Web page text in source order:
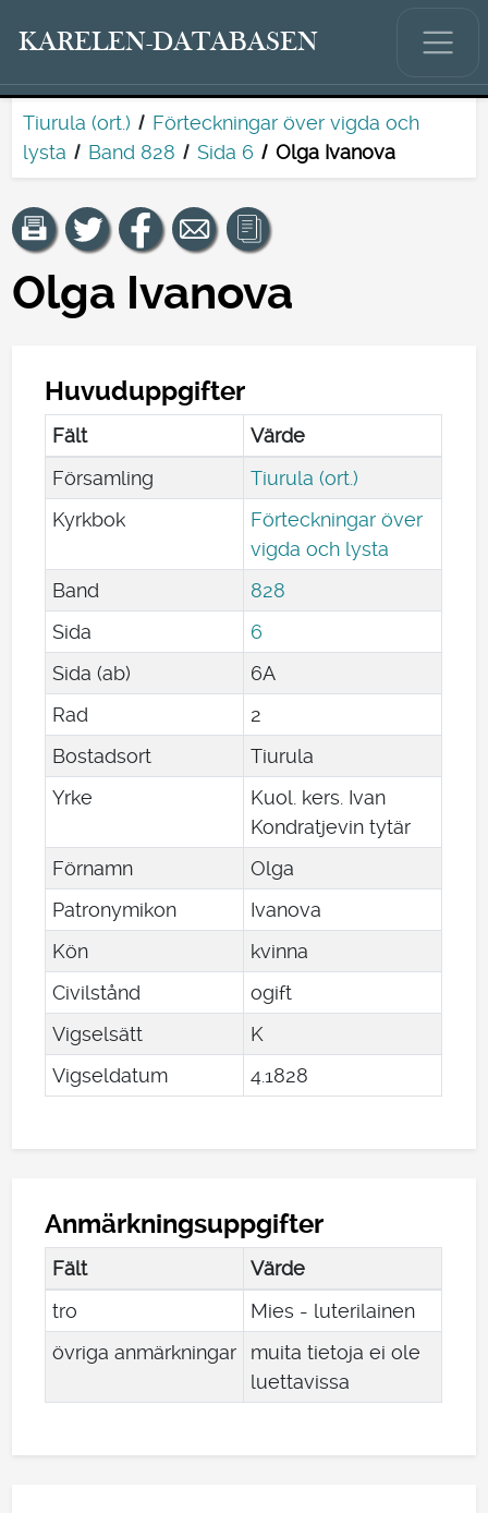
KARELEN-DATABASEN
Tiurula (ort.)
Förteckningar över vigda och
lysta
Band 828 Sida 6 Olga Ivanova
Olga Ivanova
Huvuduppgifter
Fält
Värde
Församling
Tiurula (ort.)
Kyrkbok
Förteckningar över
vigda och lysta
Band
828
Sida
6
Sida (ab)
6A
Rad
2
Bostadsort
Tiurula
Yrke
Kuol. kers. Ivan
Kondratjevin tytär
Förnamn
Olga
Patronymikon
Ivanova
Kön
kvinna
Civilstånd
ogift
Vigselsätt
K
Vigseldatum
4.1828
Anmärkningsuppgifter
Fält
Värde
tro
Mies - luterilainen
övriga anmärkningar
muita tietoja ei ole
luettavissa